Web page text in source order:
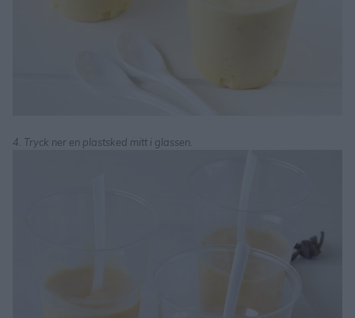
4. Tryck ner en plastsked mitt i glassen.